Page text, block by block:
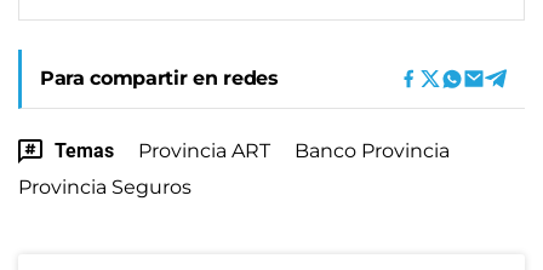
Para compartir en redes
Temas Provincia ART
Banco Provincia
Provincia Seguros